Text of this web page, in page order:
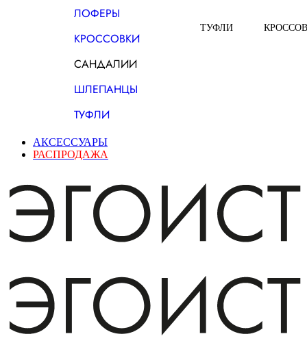
ЛОФЕРЫ
КРОССОВКИ
САНДАЛИИ
ШЛЕПАНЦЫ
ТУФЛИ
ТУФЛИ
АКСЕССУАРЫ
РАСПРОДАЖА